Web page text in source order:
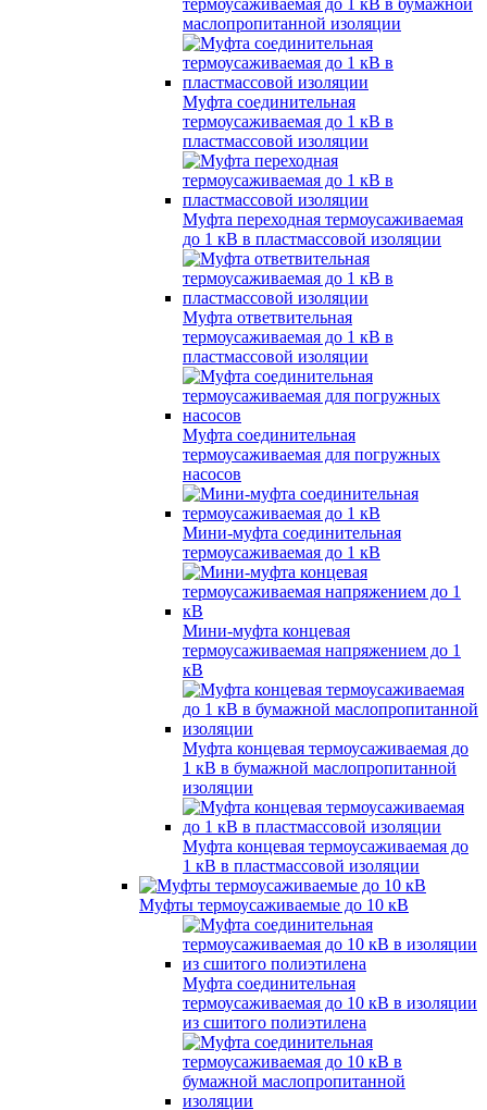
термоусаживаемая до 1 кВ в бумажной
маслопропитанной изоляции
Муфта соединительная
термоусаживаемая до 1 кВ в
пластмассовой изоляции
Муфта переходная термоусаживаемая
до 1 кВ в пластмассовой изоляции
Муфта ответвительная
термоусаживаемая до 1 кВ в
пластмассовой изоляции
Муфта соединительная
термоусаживаемая для погружных
насосов
Мини-муфта соединительная
термоусаживаемая до 1 кВ
Мини-муфта концевая
термоусаживаемая напряжением до 1
кВ
Муфта концевая термоусаживаемая до
1 кВ в бумажной маслопропитанной
изоляции
Муфта концевая термоусаживаемая до
1 кВ в пластмассовой изоляции
Муфты термоусаживаемые до 10 кВ
Муфта соединительная
термоусаживаемая до 10 кВ в изоляции
из сшитого полиэтилена